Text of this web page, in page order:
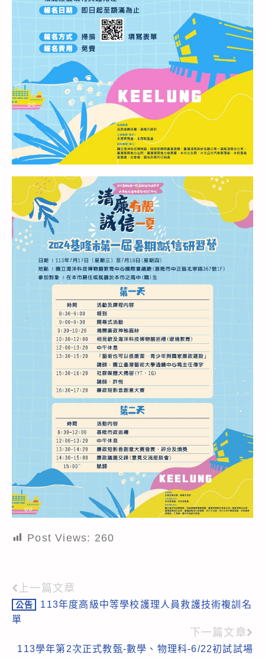
Post Views: 260
Read
more
上一篇文章
公告
113年度高級中等學校護理人員救護技術複訓名
單
下一篇文章
113學年第2次正式教甄-數學、物理科-6/22初試試場